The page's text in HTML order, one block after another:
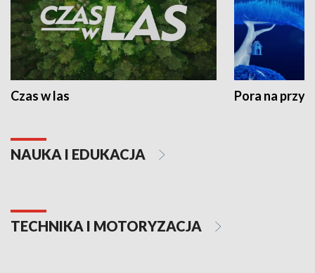
Czas w las Pora na
NAUKA I EDUKACJA
TECHNIKA I MOTORYZACJA